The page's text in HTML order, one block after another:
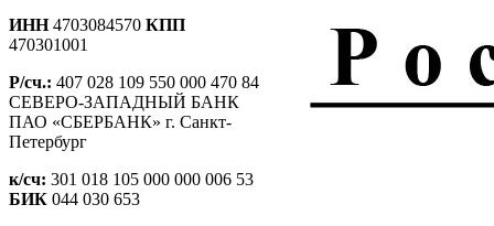
ИНН4703084570 КПП
470301001
Р/сч.: 407 028 109 550 000 470 84
СЕВЕРО-ЗАПАДНЫЙ БАНК
ПАО «СБЕРБАНК» г. Санкт-
Петербург
к/сч: 301 018 105 000 000 006 53
БИК 044 030 653